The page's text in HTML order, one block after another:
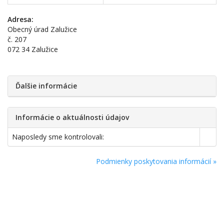
Adresa:
Obecný úrad Zalužice
č. 207
072 34 Zalužice
Ďalšie informácie
Informácie o aktuálnosti údajov
Naposledy sme kontrolovali:
Podmienky poskytovania informácií »